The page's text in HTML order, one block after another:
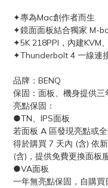
✦專為Mac創作者而生
✦鏡面面板結合獨家 M-
✦5K 218PPI，內建KVM
✦Thunderbolt 4 一線連
品牌：BENQ
保固：面板、機身提供三
亮點保固：
●TN、IPS面板
若面板 A 區發現亮點或
得於購買 7 天內 (含) 依
(含)，提供免費更換面板
●VA面板
一年無亮點保固，自購